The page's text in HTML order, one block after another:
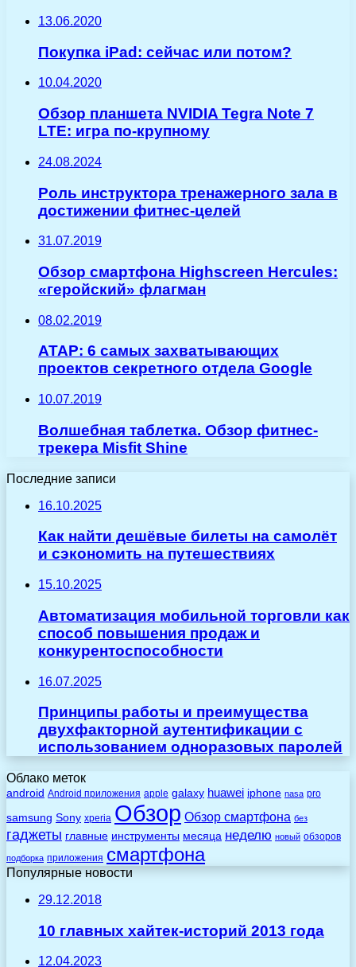
13.06.2020
Покупка iPad: сейчас или потом?
10.04.2020
Обзор планшета NVIDIA Tegra Note 7
LTE: игра по-крупному
24.08.2024
Роль инструктора тренажерного зала в
достижении фитнес-целей
31.07.2019
Обзор смартфона Highscreen Hercules:
«геройский» флагман
08.02.2019
ATAP: 6 самых захватывающих
проектов секретного отдела Google
10.07.2019
Волшебная таблетка. Обзор фитнес-
трекера Misfit Shine
Последние записи
16.10.2025
Как найти дешёвые билеты на самолёт
и сэкономить на путешествиях
15.10.2025
Автоматизация мобильной торговли как
способ повышения продаж и
конкурентоспособности
16.07.2025
Принципы работы и преимущества
двухфакторной аутентификации с
использованием одноразовых паролей
Облако меток
android Android приложения apple galaxy huawei iphone nasa pro
samsung Sony xperia Обзор Обзор смартфона без
гаджеты главные инструменты месяца неделю новый обзоров
подборка приложения смартфона
Популярные новости
29.12.2018
10 главных хайтек-историй 2013 года
12.04.2023